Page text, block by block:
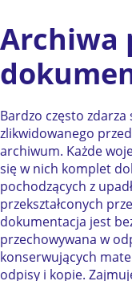
Archiwa
Bardzo często
zlikwidowanego
archiwum. Każde
się w nich komplet
pochodzących z
przekształconych
dokumentacja jest
przechowywana w
konserwujących
odpisy i kopie.